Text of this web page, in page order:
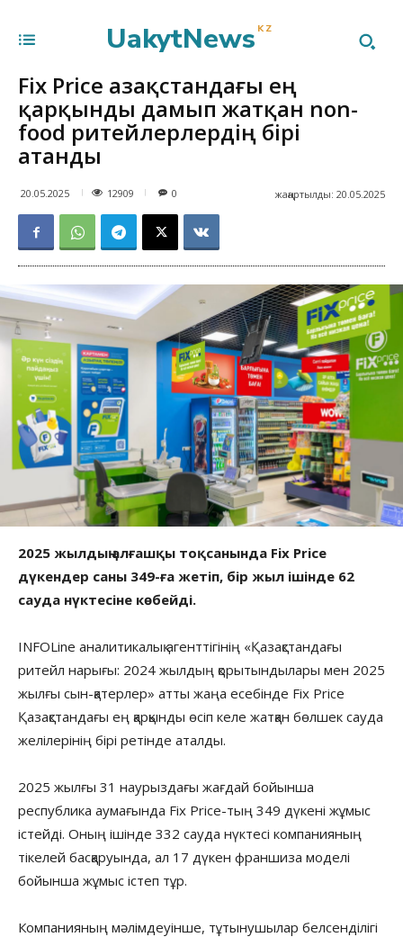
UakytNews KZ
Fix Price Қазақстандағы ең
қарқынды дамып жатқан non-
food ритейлерлердің бірі
атанды
20.05.2025 12909 жаңартылды: 20.05.2025
0
2025 жылдың алғашқы тоқсанында Fix Price
дүкендер саны 349-ға жетіп, бір жыл ішінде 62
сауда нүктесіне көбейді.
INFOLine аналитикалық агенттігінің «Қазақстандағы
ритейл нарығы: 2024 жылдың қорытындылары мен 2025
жылғы сын-қатерлер» атты жаңа есебінде Fix Price
Қазақстандағы ең қарқынды өсіп келе жатқан бөлшек сауда
желілерінің бірі ретінде аталды.
2025 жылғы 31 наурыздағы жағдай бойынша
республика аумағында Fix Price-тың 349 дүкені жұмыс
істейді. Оның ішінде 332 сауда нүктесі компанияның
тікелей басқаруында, ал 17 дүкен франшиза моделі
бойынша жұмыс істеп тұр.
Компанияның мәлімдеуінше, тұтынушылар белсенділігі